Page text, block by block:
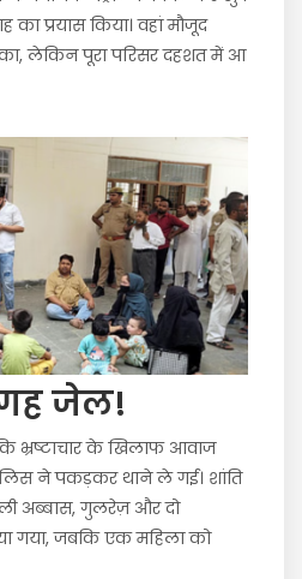
प्रयास किया। वहां मौजूद
लेकिन पूरा परिसर दहशत में आ
जेल!
भ्रष्टाचार के खिलाफ आवाज
ने पकड़कर थाने ले गई। शांति
अब्बास, गुलरेज़ और दो
गया, जबकि एक महिला को